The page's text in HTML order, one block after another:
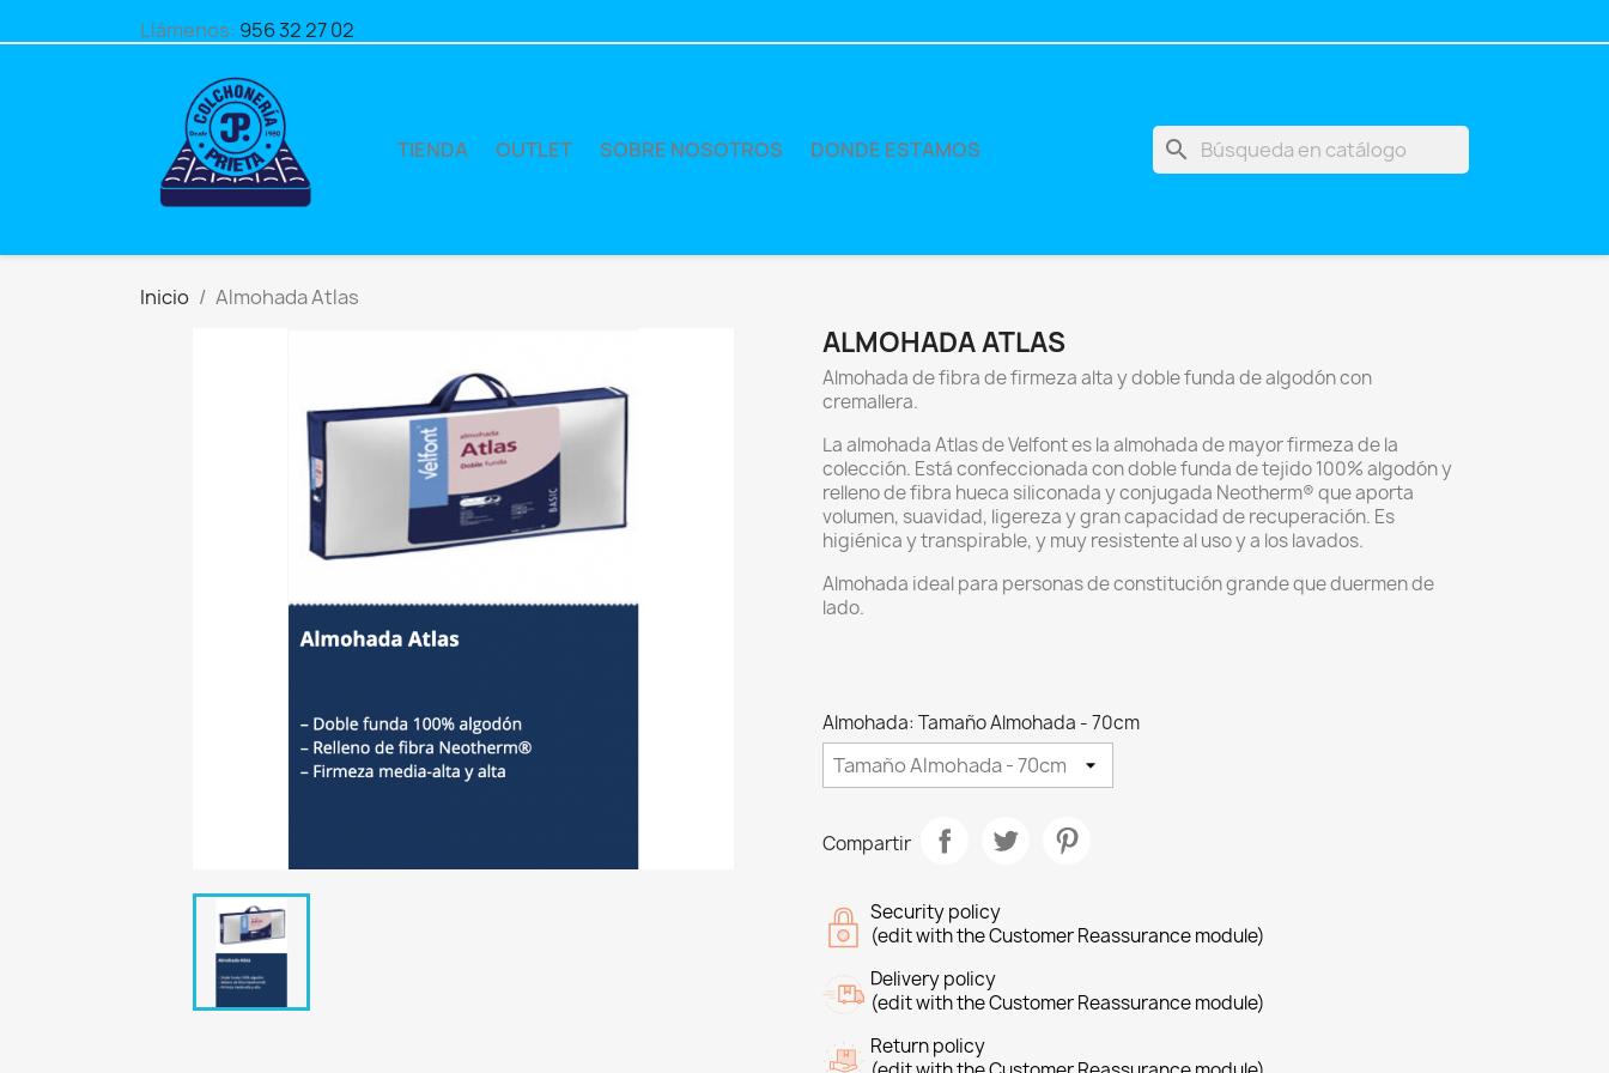
Llámenos: 956 32 27 02
TIENDA OUTLET SOBRE NOSOTROS DONDE ESTAMOS search
Inicio Almohada Atlas
ALMOHADA ATLAS
Almohada de fibra de firmeza alta y doble funda de algodón con
cremallera.
La almohada Atlas de Velfont es la almohada de mayor firmeza de la
colección. Está confeccionada con doble funda de tejido 100% algodón y
relleno de fibra hueca siliconada y conjugada Neotherm® que aporta
volumen, suavidad, ligereza y gran capacidad de recuperación. Es
higiénica y transpirable, y muy resistente al uso y a los lavados.
Almohada ideal para personas de constitución grande que duermen de
lado.
Almohada: Tamaño Almohada - 70cm
Compartir
Security policy
(edit with the Customer Reassurance module)
Delivery policy
(edit with the Customer Reassurance module)
Return policy